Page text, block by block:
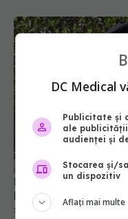
Primul dublu
Bărbatul care a
să mă îmbrac.
DC Medical
Publicitate și
ale
audienței și
Stocarea și/
un dispozitiv
Aflați mai multe